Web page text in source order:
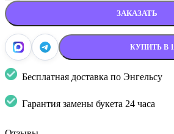
ЗАКАЗАТЬ
КУПИТЬ В
Бесплатная доставка по Энгельсу
Гарантия замены букета 24 часа